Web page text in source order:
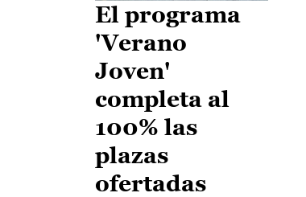
El programa
'Verano
Joven'
completa al
100% las
plazas
ofertadas